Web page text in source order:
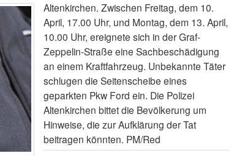
Altenkirchen. Zwischen Freitag, dem 10.
April, 17.00 Uhr, und Montag, dem 13. April,
10.00 Uhr, ereignete sich in der Graf-
Zeppelin-Straße eine Sachbeschädigung
an einem Kraftfahrzeug. Unbekannte Täter
schlugen die Seitenscheibe eines
geparkten Pkw Ford ein. Die Polizei
Altenkirchen bittet die Bevölkerung um
Hinweise, die zur Aufklärung der Tat
beitragen könnten. PM/Red